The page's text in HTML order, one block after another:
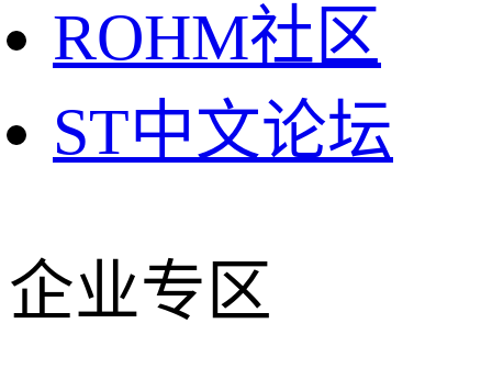
ROHM社区
ST中文论坛
企业专区